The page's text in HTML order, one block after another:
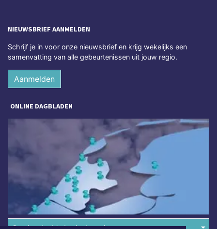
NIEUWSBRIEF AANMELDEN
Schrijf je in voor onze nieuwsbrief en krijg wekelijks een
samenvatting van alle gebeurtenissen uit jouw regio.
Aanmelden
ONLINE DAGBLADEN